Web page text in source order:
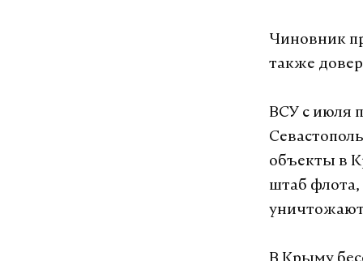
Чиновник
также
ВСУ с июля
объекты в
штаб